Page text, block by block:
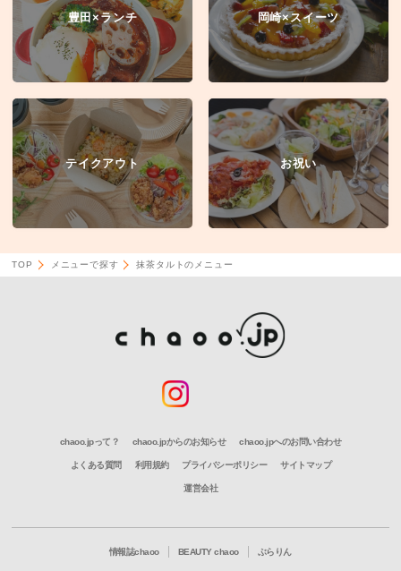
豊田×ランチ 岡崎×スイーツ
テイクアウト お祝い
TOP メニューで探す 抹茶タルトのメニュー
chaoo.jpって？ chaoo.jpからのお知らせ chaoo.jpへのお問い合わせ
よくある質問 利用規約 プライバシーポリシー サイトマップ
運営会社
情報誌chaoo BEAUTY chaoo ぶらりん